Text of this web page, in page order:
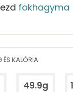
fokhagyma
ÉS KALÓRIA
49.9g